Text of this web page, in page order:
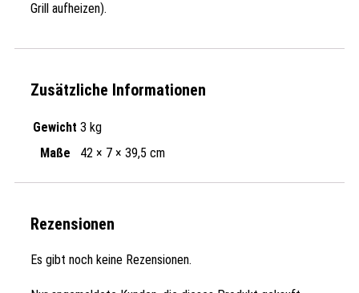
Grill aufheizen).
Zusätzliche Informationen
Gewicht 3 kg
Maße
42 × 7 × 39,5 cm
Rezensionen
Es gibt noch keine Rezensionen.